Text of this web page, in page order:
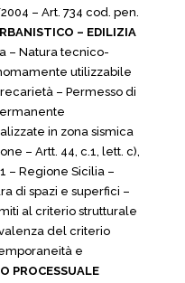
– Art. 734 cod. pen.
– EDILIZIA
– Natura tecnico-
utilizzabile
– Permesso di
in zona sismica
– Artt. 44, c.1, lett. c),
– Regione Sicilia –
di spazi e superfici –
al criterio strutturale
del criterio
e
PROCESSUALE